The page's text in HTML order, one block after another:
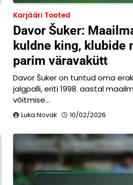
Karjääri Tooted
Davor Šuker:
kuldne king,
parim väravakütt
Davor Šuker on tuntud oma
jalgpalli, eriti 1998. aastal
võitmise…
Luka Novak 10/02/2026